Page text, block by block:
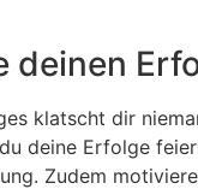
deinen
klatscht dir
deine Erfolge
Zudem